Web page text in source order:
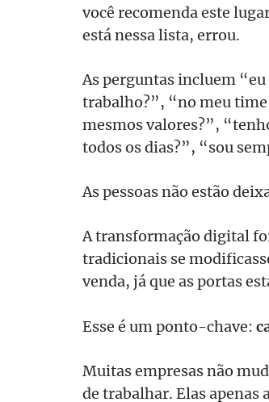
você recomenda este
está nessa lista, errou.
As perguntas incluem
trabalho?”, “no meu time
mesmos valores?”,
todos os dias?”, “sou
As pessoas não estão
A transformação digital
tradicionais se
venda, já que as portas
Esse é um ponto-chave:
Muitas empresas não
de trabalhar. Elas